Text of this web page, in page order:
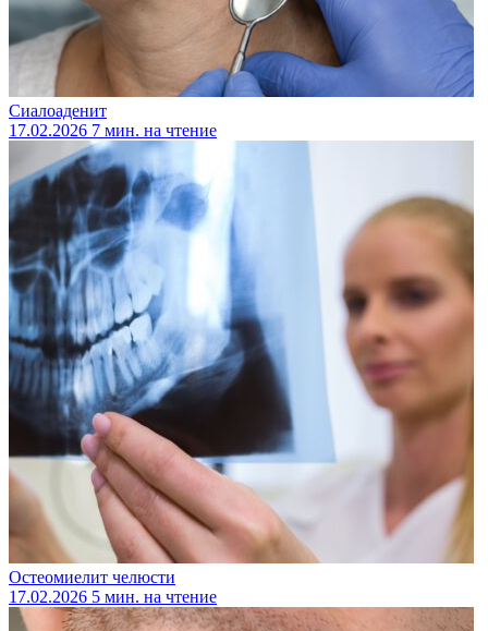
Сиалоаденит
17.02.2026 7 мин. на чтение
Остеомиелит челюсти
17.02.2026 5 мин. на чтение